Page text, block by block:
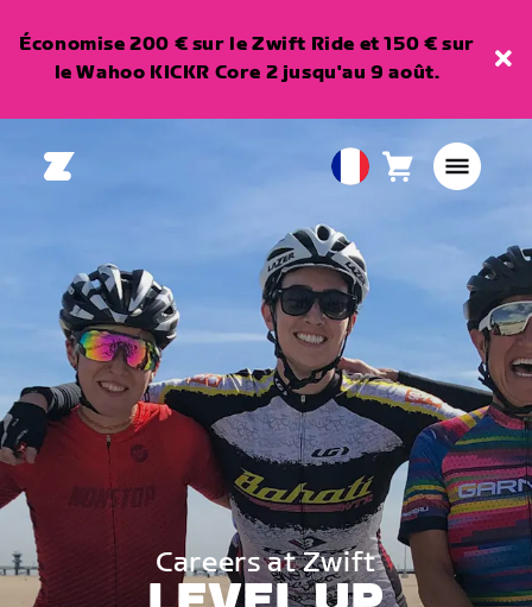
Économise 200 € sur le Zwift Ride et 150 € sur
le Wahoo KICKR Core 2 jusqu'au 9 août.
European
Français
Panier0
Careers at Zwift